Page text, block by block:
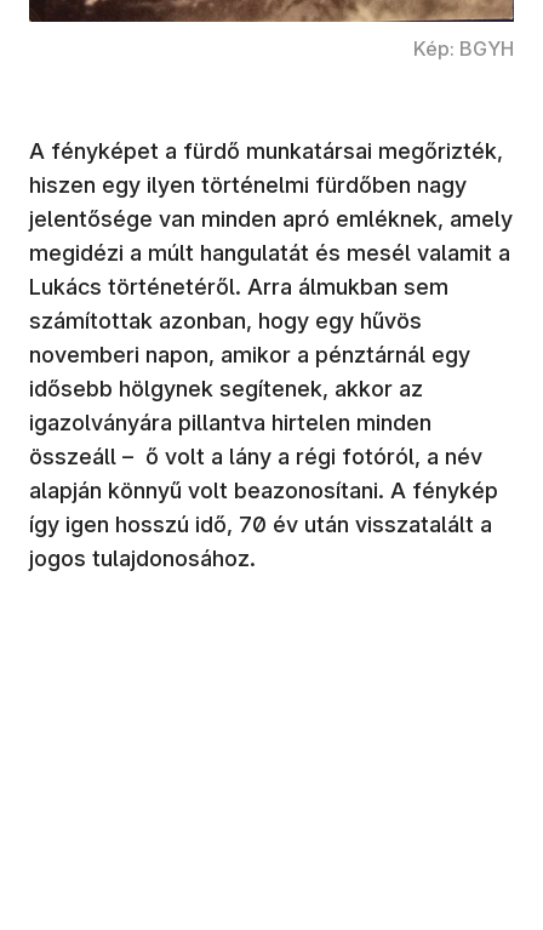
Kép: BGYH
A fényképet a fürdő munkatársai megőrizték,
hiszen egy ilyen történelmi fürdőben nagy
jelentősége van minden apró emléknek, amely
megidézi a múlt hangulatát és mesél valamit a
Lukács történetéről. Arra álmukban sem
számítottak azonban, hogy egy hűvös
novemberi napon, amikor a pénztárnál egy
idősebb hölgynek segítenek, akkor az
igazolványára pillantva hirtelen minden
összeáll – ő volt a lány a régi fotóról, a név
alapján könnyű volt beazonosítani. A fénykép
így igen hosszú idő, 70 év után visszatalált a
jogos tulajdonosához.